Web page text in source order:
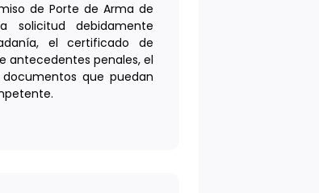
de Porte de Arma de
solicitud debidamente
el certificado de
antecedentes penales, el
que puedan